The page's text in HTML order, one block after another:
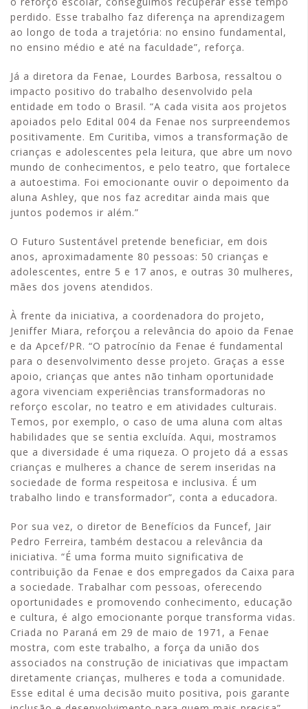
perdido. Esse trabalho faz diferença na aprendizagem
ao longo de toda a trajetória: no ensino fundamental,
no ensino médio e até na faculdade”, reforça.
Já a diretora da Fenae, Lourdes Barbosa, ressaltou o
impacto positivo do trabalho desenvolvido pela
entidade em todo o Brasil. “A cada visita aos projetos
apoiados pelo Edital 004 da Fenae nos surpreendemos
positivamente. Em Curitiba, vimos a transformação de
crianças e adolescentes pela leitura, que abre um novo
mundo de conhecimentos, e pelo teatro, que fortalece
a autoestima. Foi emocionante ouvir o depoimento da
aluna Ashley, que nos faz acreditar ainda mais que
juntos podemos ir além.”
O Futuro Sustentável pretende beneficiar, em dois
anos, aproximadamente 80 pessoas: 50 crianças e
adolescentes, entre 5 e 17 anos, e outras 30 mulheres,
mães dos jovens atendidos.
À frente da iniciativa, a coordenadora do projeto,
Jeniffer Miara, reforçou a relevância do apoio da Fenae
e da Apcef/PR. “O patrocínio da Fenae é fundamental
para o desenvolvimento desse projeto. Graças a esse
apoio, crianças que antes não tinham oportunidade
agora vivenciam experiências transformadoras no
reforço escolar, no teatro e em atividades culturais.
Temos, por exemplo, o caso de uma aluna com altas
habilidades que se sentia excluída. Aqui, mostramos
que a diversidade é uma riqueza. O projeto dá a essas
crianças e mulheres a chance de serem inseridas na
sociedade de forma respeitosa e inclusiva. É um
trabalho lindo e transformador”, conta a educadora.
Por sua vez, o diretor de Benefícios da Funcef, Jair
Pedro Ferreira, também destacou a relevância da
iniciativa. “É uma forma muito significativa de
contribuição da Fenae e dos empregados da Caixa para
a sociedade. Trabalhar com pessoas, oferecendo
oportunidades e promovendo conhecimento, educação
e cultura, é algo emocionante porque transforma vidas.
Criada no Paraná em 29 de maio de 1971, a Fenae
mostra, com este trabalho, a força da união dos
associados na construção de iniciativas que impactam
diretamente crianças, mulheres e toda a comunidade.
Esse edital é uma decisão muito positiva, pois garante